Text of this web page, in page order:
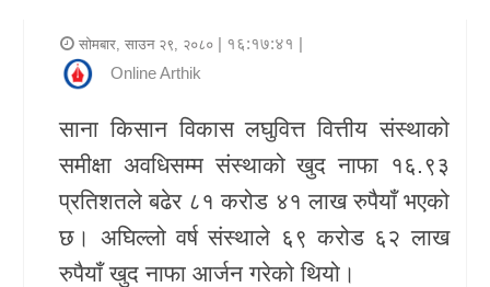
भिडियो
समाचार
सोमबार, साउन २९, २०८० | १६:१७:४१ |
Online Arthik
साना किसान विकास लघुवित्त वित्तीय संस्थाको
समीक्षा अवधिसम्म संस्थाको खुद नाफा १६.९३
प्रतिशतले बढेर ८१ करोड ४१ लाख रुपैयाँ भएको
छ। अघिल्लो वर्ष संस्थाले ६९ करोड ६२ लाख
रुपैयाँ खुद नाफा आर्जन गरेको थियो।